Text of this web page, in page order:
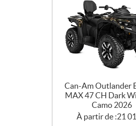
Can-Am Outlander
MAX 47 CH Dark
Camo 2026
À partir de :21